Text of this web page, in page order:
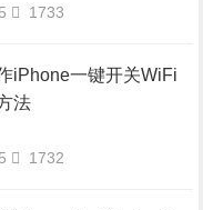
1733
iPhone一键开关WiFi
法
1732